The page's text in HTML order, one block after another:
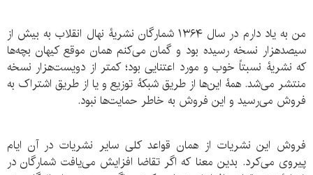
من به یاد دارم در سال ۱۳۶۴ شمارگان نشریۀ نهال انقلاب به بیش از
سیصدهزار نسخه رسیده بود و گمان می‌کنم همان موقع کیهان بچه‌ها
که نشریۀ نسبتاً خوب و مورد اعتنایی بود؛ کمتر از دویست‌هزار نسخه
منتشر می‌شد. همۀ این‌ها از طریق شبکۀ توزیع و یا از طریق اشتراک به
فروش می‌رسید و این فروش به خاطر حمایت‌ها نبود.
فروش این نشریات از همان قواعد کلی سایر نشریات در آن ایام
پیروی می‌کرد. بدین معنا که اگر تقاضا افزایش می‌یافت شمارگان در